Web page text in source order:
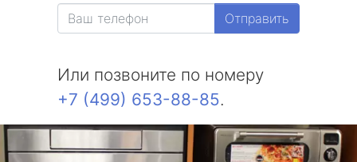
Отправить
Или позвоните по номеру
+7 (499) 653-88-85.